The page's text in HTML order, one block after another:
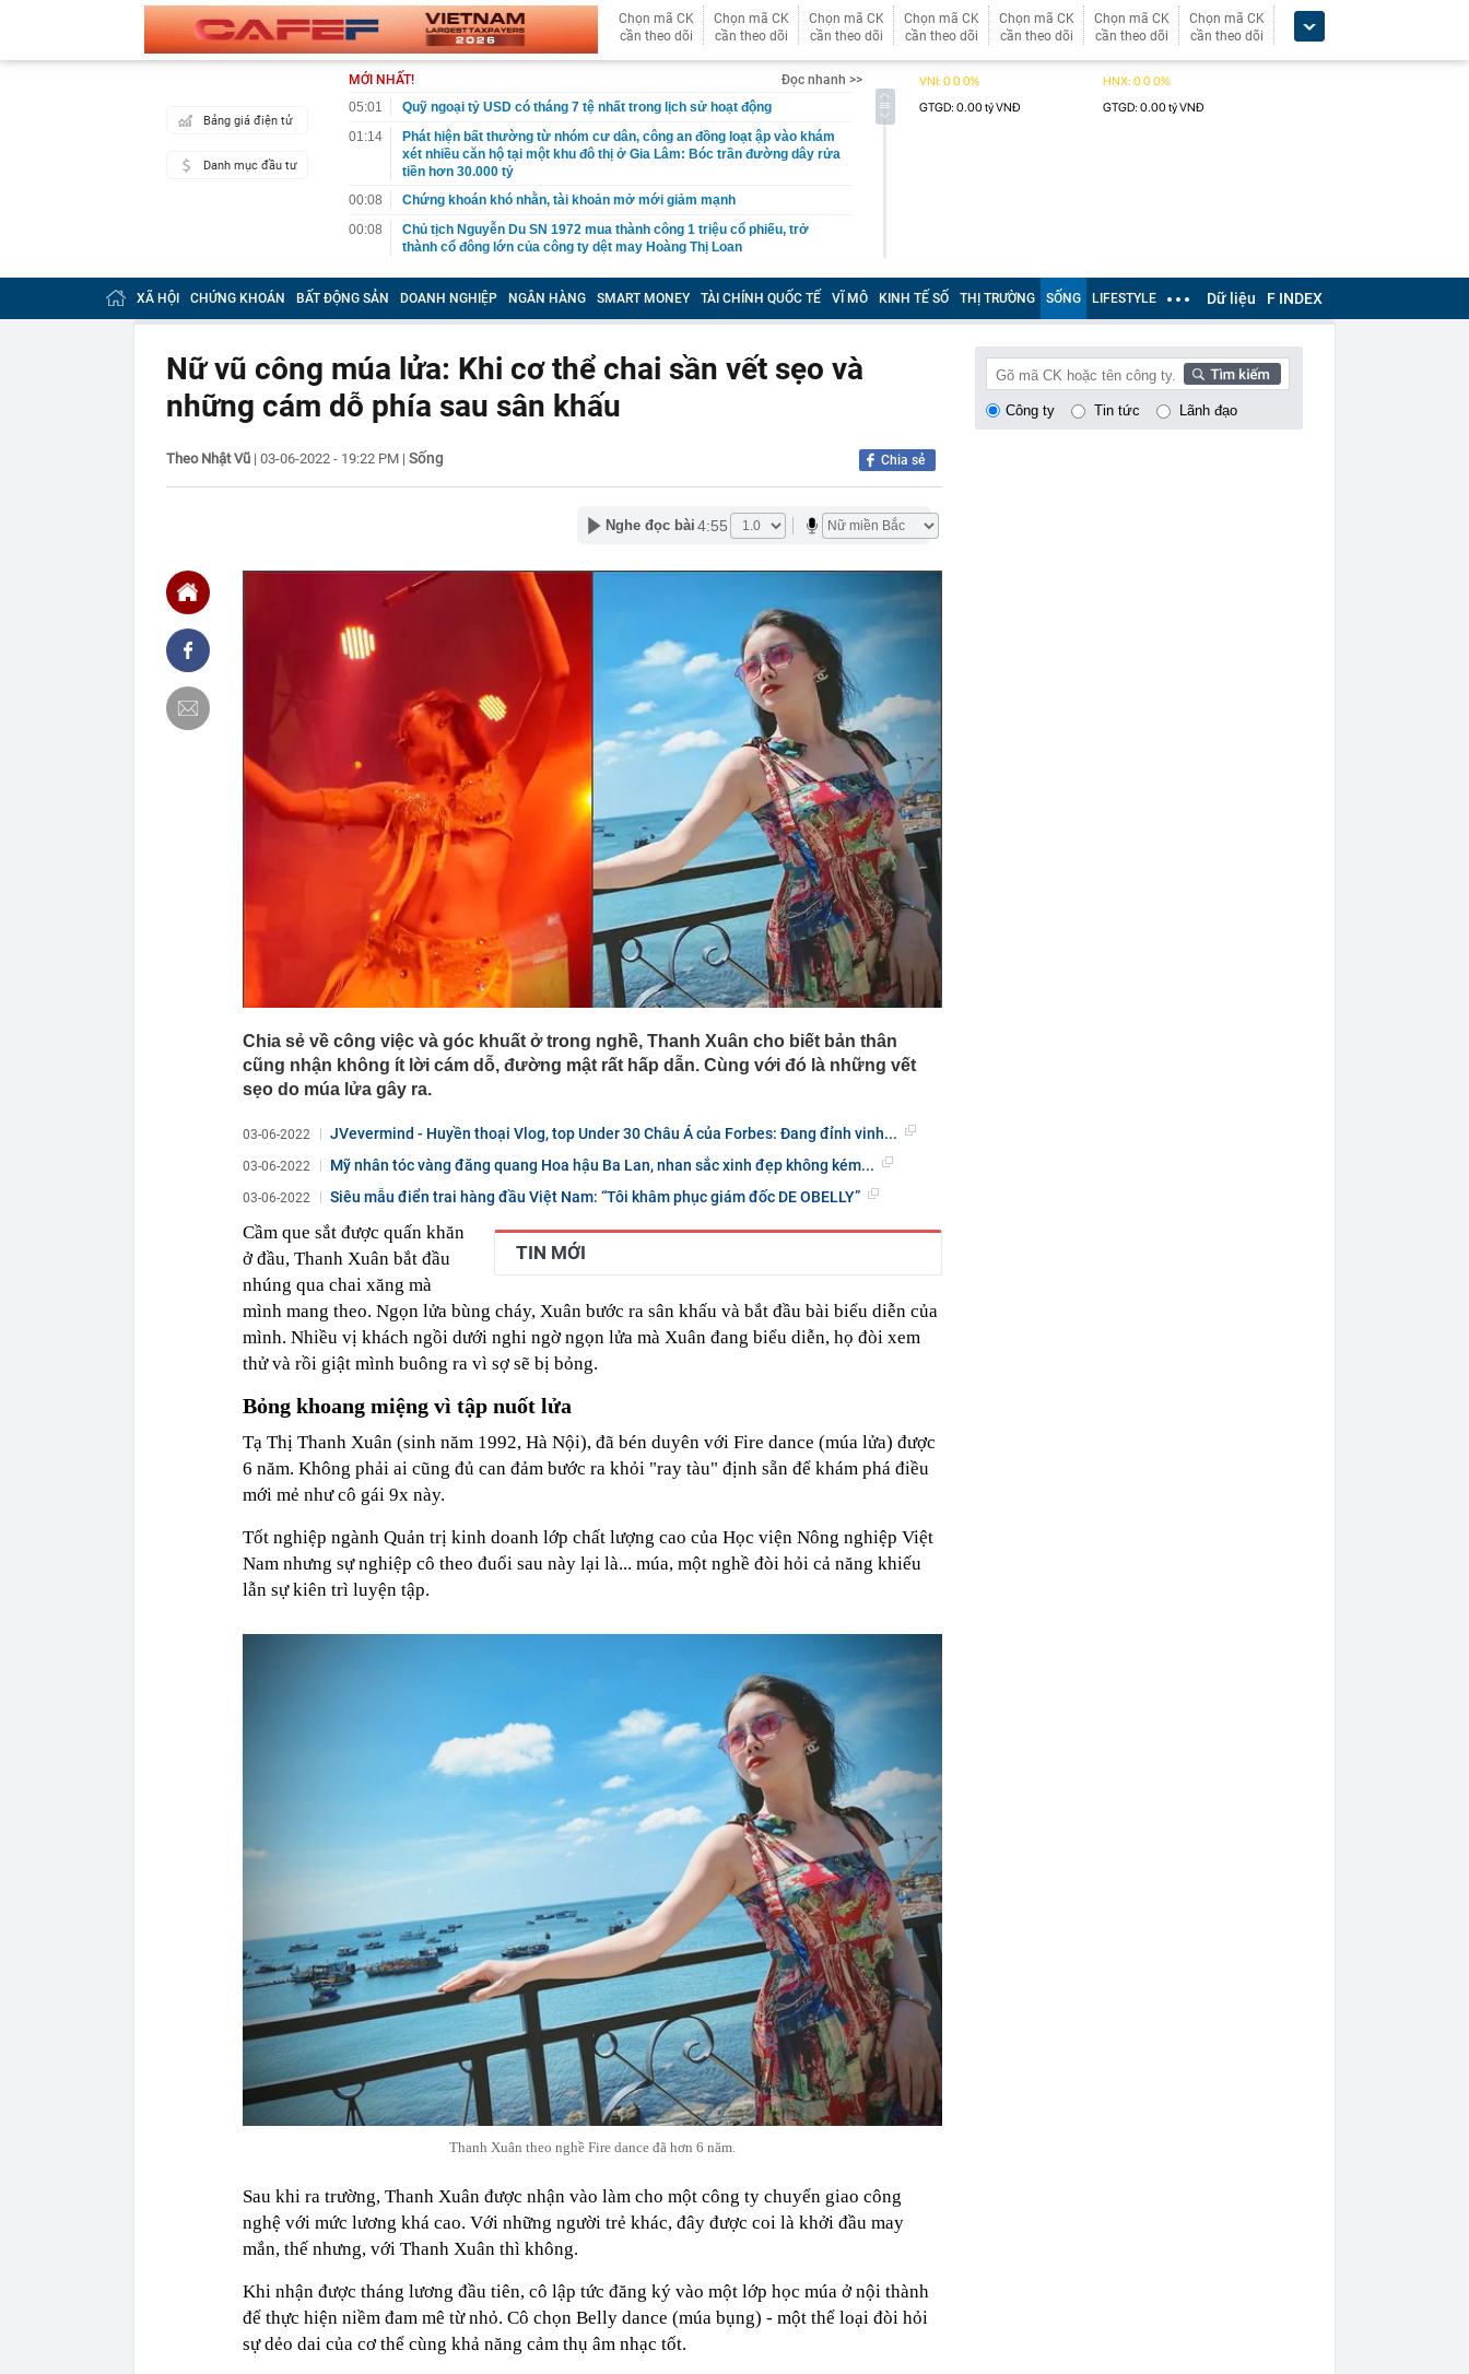
Chọn mã CK
cần theo dõi
Chọn mã CK
cần theo dõi
Chọn mã CK
cần theo dõi
Chọn mã CK
cần theo dõi
Chọn mã CK
cần theo dõi
Chọn mã CK
cần theo dõi
Chọn mã CK
cần theo dõi
Bảng giá điện tử
Danh mục đầu tư
MỚI NHẤT!
Đọc nhanh >>
05:01
Quỹ ngoại tỷ USD có tháng 7 tệ nhất trong lịch sử hoạt động
01:14
Phát hiện bất thường từ nhóm cư dân, công an đồng loạt ập vào khám
xét nhiều căn hộ tại một khu đô thị ở Gia Lâm: Bóc trần đường dây rửa
tiền hơn 30.000 tỷ
00:08
Chứng khoán khó nhằn, tài khoản mở mới giảm mạnh
00:08
Chủ tịch Nguyễn Du SN 1972 mua thành công 1 triệu cổ phiếu, trở
thành cổ đông lớn của công ty dệt may Hoàng Thị Loan
00:05
Ít người biết đỉnh núi cao thứ 5 Việt Nam, là “ cột mốc thiêng liêng đẹp
nhất biên cương” ở độ cao trên 3.000m, điểm đến "trong mơ" của dân
giường bệnh, vừa được vinh danh "Hệ thống Y khoa tốt nhất Việt Nam
2026"
00:05
56 mã chứng khoán bị HoSE cắt margin trong tháng 8
năm 2026, lợi nhuận tăng hơn 120%
VNPT nắm giữ lượng tiền hơn 62.000 tỷ đồng, lớn hơn cả Vinhomes,
00:01
Nắm trong tay Điện Máy Xanh, Bách Hóa Xanh, An Khang, vốn hóa
MWG chỉ ngang DMX
Khám xét ngôi nhà cổ, phát hiện 'kho báu' gồm 1.000 đồng tiền vàng và
5 thỏi vàng giấu trong nhiều ngăn bí mật - giá trị hơn 18 tỷ đồng
23:28
4 dấu hiệu nhận biết ngôi nhà có phong thuỷ không thuận lợi
Quốc gia có lượng khách đến Việt Nam đông nhất 7 tháng đầu năm,
vượt Hàn Quốc và Nga, gấp gần 6 lần Ấn Độ
Người bán trái cây tiết lộ: Khách thường chọn quả to, người trong
nghề lại kiểm tra 5 chi tiết này trước
23:00
Tiếp viên tàu cao tốc quỳ gối 1h an ủi khách: 7 năm sau ở khách sạn 5
sao nhiều hơn ở nhà, bay hạng thương gia
22:34
Cụ bà 70 tuổi có xương trẻ khỏe như phụ nữ 30, bác sĩ kinh ngạc khi
biết bí quyết
Ngôi nhà chứa đựng tâm huyết của NSND Tự Long
Giá vàng vượt 4.300 USD/ounce, chuyên gia dự báo đỉnh mới
22:30
Một doanh nghiệp dầu khí đem hơn 42.200 tỷ đồng gửi ngân hàng
XÃ HỘI CHỨNG KHOÁN BẤT ĐỘNG SẢN DOANH NGHIỆP NGÂN HÀNG SMART MONEY TÀI CHÍNH QUỐC TẾ VĨ MÔ KINH TẾ SỐ THỊ TRƯỜNG SỐNG LIFESTYLE Dữ liệu F INDEX
Nữ vũ công múa lửa: Khi cơ thể chai sần vết sẹo và
những cám dỗ phía sau sân khấu
Theo Nhật Vũ | 03-06-2022 - 19:22 PM | Sống Chia sẻ
Nghe đọc bài 4:55
Chia sẻ về công việc và góc khuất ở trong nghề, Thanh Xuân cho biết bản thân
cũng nhận không ít lời cám dỗ, đường mật rất hấp dẫn. Cùng với đó là những vết
sẹo do múa lửa gây ra.
03-06-2022 JVevermind - Huyền thoại Vlog, top Under 30 Châu Á của Forbes: Đang đỉnh vinh...
03-06-2022 Mỹ nhân tóc vàng đăng quang Hoa hậu Ba Lan, nhan sắc xinh đẹp không kém...
03-06-2022 Siêu mẫu điển trai hàng đầu Việt Nam: “Tôi khâm phục giám đốc DE OBELLY”
TIN MỚI
Cầm que sắt được quấn khăn
ở đầu, Thanh Xuân bắt đầu
nhúng qua chai xăng mà
mình mang theo. Ngọn lửa bùng cháy, Xuân bước ra sân khấu và bắt đầu bài biểu diễn của
mình. Nhiều vị khách ngồi dưới nghi ngờ ngọn lửa mà Xuân đang biểu diễn, họ đòi xem
thử và rồi giật mình buông ra vì sợ sẽ bị bỏng.
Bỏng khoang miệng vì tập nuốt lửa
Tạ Thị Thanh Xuân (sinh năm 1992, Hà Nội), đã bén duyên với Fire dance (múa lửa) được
6 năm. Không phải ai cũng đủ can đảm bước ra khỏi "ray tàu" định sẵn để khám phá điều
mới mẻ như cô gái 9x này.
Tốt nghiệp ngành Quản trị kinh doanh lớp chất lượng cao của Học viện Nông nghiệp Việt
Nam nhưng sự nghiệp cô theo đuổi sau này lại là... múa, một nghề đòi hỏi cả năng khiếu
lẫn sự kiên trì luyện tập.
Thanh Xuân theo nghề Fire dance đã hơn 6 năm.
Sau khi ra trường, Thanh Xuân được nhận vào làm cho một công ty chuyển giao công
nghệ với mức lương khá cao. Với những người trẻ khác, đây được coi là khởi đầu may
mắn, thế nhưng, với Thanh Xuân thì không.
Khi nhận được tháng lương đầu tiên, cô lập tức đăng ký vào một lớp học múa ở nội thành
để thực hiện niềm đam mê từ nhỏ. Cô chọn Belly dance (múa bụng) - một thể loại đòi hỏi
sự dẻo dai của cơ thể cùng khả năng cảm thụ âm nhạc tốt.
Công ty Tin tức Lãnh đạo